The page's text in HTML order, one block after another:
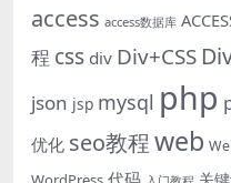
access access数据库
程 css div Div+CSS
json jsp mysql php
优化 seo教程web